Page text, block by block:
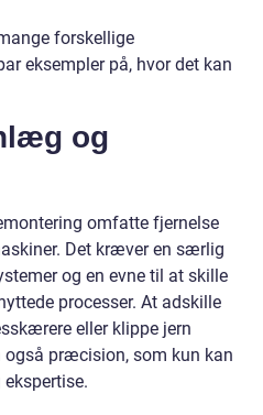
forskellige
eksempler på, hvor det kan
og
omfatte fjernelse
Det kræver en særlig
og en evne til at skille
processer. At adskille
eller klippe jern
præcision, som kun kan